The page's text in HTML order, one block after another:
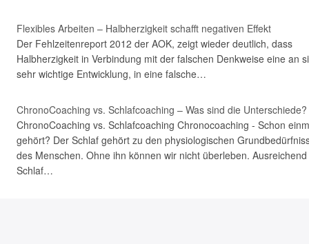
Flexibles Arbeiten – Halbherzigkeit schafft negativen Effekt
Der Fehlzeitenreport 2012 der AOK, zeigt wieder deutlich, dass
Halbherzigkeit in Verbindung mit der falschen Denkweise eine an
sehr wichtige Entwicklung, in eine falsche…
ChronoCoaching vs. Schlafcoaching – Was sind die Unterschiede?
ChronoCoaching vs. Schlafcoaching Chronocoaching - Schon
gehört? Der Schlaf gehört zu den physiologischen
des Menschen. Ohne ihn können wir nicht überleben. Ausreichend
Schlaf…